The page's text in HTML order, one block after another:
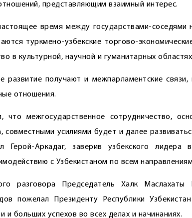
представляющим взаимный интерес.
время между государствами-соседями
туркмено-узбекские торгово-
в культурной, научной и гуманитарных
развитие получают и межпарламентские
отношения.
межгосударственное сотрудничество,
усилиями будет и далее
Герой-Аркадаг, заверив узбекского лидера
с Узбекистаном по всем
разговора Председатель Халк Маслахаты
пожелал Президенту Республики
и больших успехов во всех делах и начинаниях.